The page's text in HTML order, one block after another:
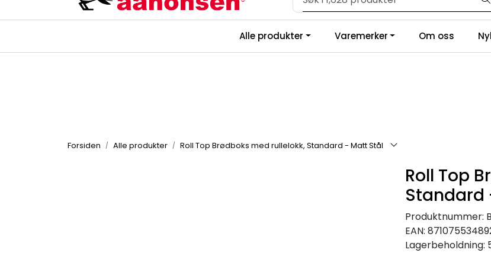
Skip to main content Velkommen til vår forhandlerportal
Alle produkter Varemerker Om oss
Forsiden Alle produkter Roll Top Brødboks med rullelokk, Standard - Matt Stål
Roll Top
Standard
Produktnummer:
EAN:
Lagerbeholdning: